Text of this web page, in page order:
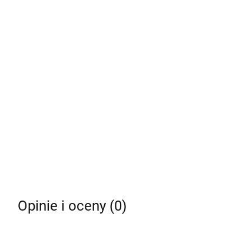
Opinie i oceny (0)